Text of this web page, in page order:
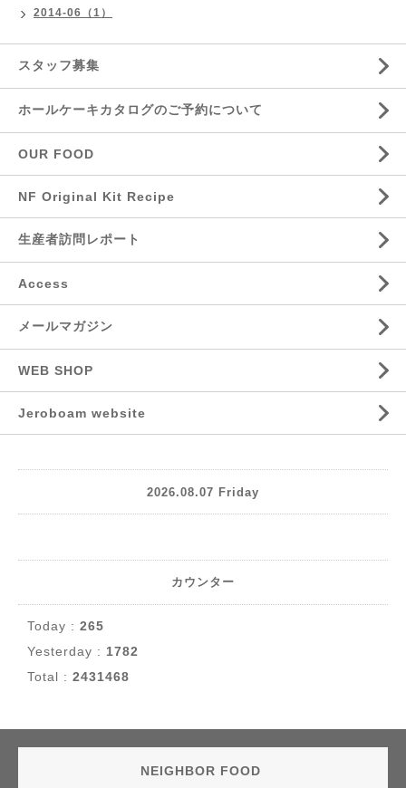
2014-06（1）
スタッフ募集
ホールケーキカタログのご予約について
OUR FOOD
NF Original Kit Recipe
生産者訪問レポート
Access
メールマガジン
WEB SHOP
Jeroboam website
2026.08.07 Friday
カウンター
Today : 265
Yesterday : 1782
Total : 2431468
NEIGHBOR FOOD